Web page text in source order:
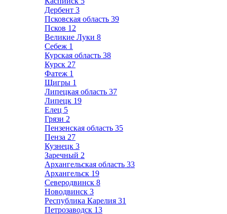
Дербент 3
Псковская область 39
Псков 12
Великие Луки 8
Себеж 1
Курская область 38
Курск 27
Фатеж 1
Щигры 1
Липецкая область 37
Липецк 19
Елец 5
Грязи 2
Пензенская область 35
Пенза 27
Кузнецк 3
Заречный 2
Архангельская область 33
Архангельск 19
Северодвинск 8
Новодвинск 3
Республика Карелия 31
Петрозаводск 13